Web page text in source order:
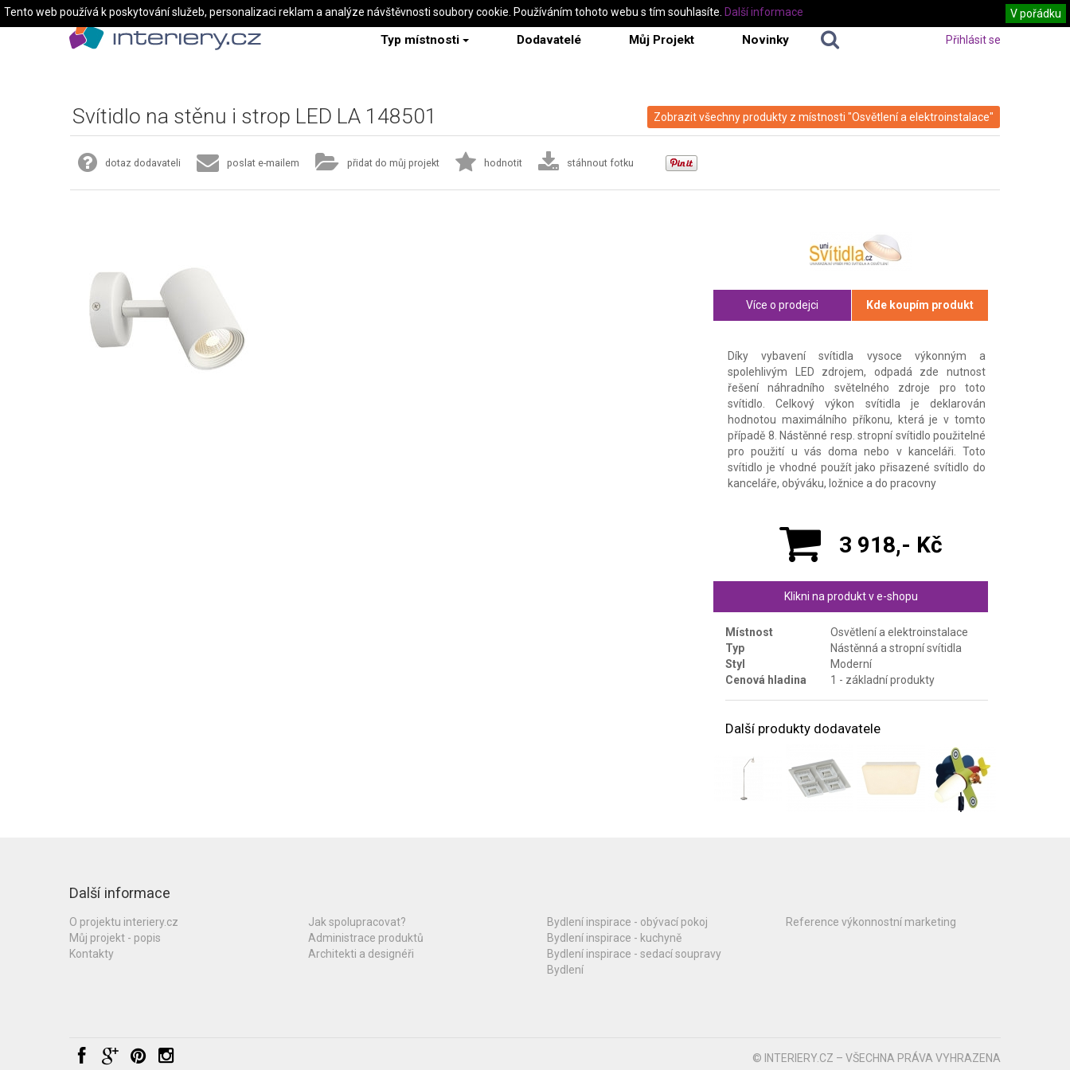
Typ místnosti Dodavatelé Můj Projekt Novinky Přihlásit se
Zobrazit všechny produkty z místnosti "Osvětlení a elektroinstalace"
Svítidlo na stěnu i strop LED LA 148501
dotaz dodavateli poslat e-mailem přidat do můj projekt hodnotit stáhnout fotku
Více o prodejci Kde koupím produkt
Díky vybavení svítidla vysoce výkonným a
spolehlivým LED zdrojem, odpadá zde nutnost
řešení náhradního světelného zdroje pro toto
svítidlo. Celkový výkon svítidla je deklarován
hodnotou maximálního příkonu, která je v tomto
případě 8. Nástěnné resp. stropní svítidlo použitelné
pro použití u vás doma nebo v kanceláři. Toto
svítidlo je vhodné použít jako přisazené svítidlo do
kanceláře, obýváku, ložnice a do pracovny
3 918,- Kč
Klikni na produkt v e-shopu
Místnost
Osvětlení a elektroinstalace
Typ
Nástěnná a stropní svítidla
Styl
Moderní
Cenová hladina
1 - základní produkty
Další produkty dodavatele
Další informace
O projektu interiery.cz
Můj projekt - popis
Kontakty
Jak spolupracovat?
Administrace produktů
Architekti a designéři
Bydlení inspirace - obývací pokoj
Bydlení inspirace - kuchyně
Bydlení inspirace - sedací soupravy
Bydlení
Reference výkonnostní marketing
© INTERIERY.CZ – VŠECHNA PRÁVA VYHRAZENA
Tento web používá k poskytování služeb, personalizaci reklam a analýze návštěvnosti soubory cookie. Používáním tohoto webu s tím souhlasíte. V pořádku
Další informace